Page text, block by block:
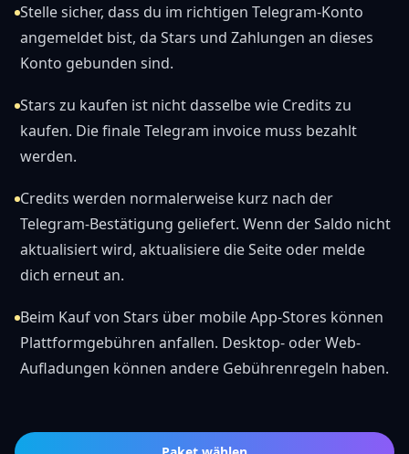
Stelle sicher, dass du im richtigen Telegram-Konto
angemeldet bist, da Stars und Zahlungen an dieses
Konto gebunden sind.
Stars zu kaufen ist nicht dasselbe wie Credits zu
kaufen. Die finale Telegram invoice muss bezahlt
werden.
Credits werden normalerweise kurz nach der
Telegram-Bestätigung geliefert. Wenn der Saldo nicht
aktualisiert wird, aktualisiere die Seite oder melde
dich erneut an.
Beim Kauf von Stars über mobile App-Stores können
Plattformgebühren anfallen. Desktop- oder Web-
Aufladungen können andere Gebührenregeln haben.